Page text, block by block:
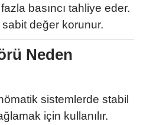
basıncı tahliye eder.
sabit değer korunur.
Neden
sistemlerde stabil
için kullanılır.